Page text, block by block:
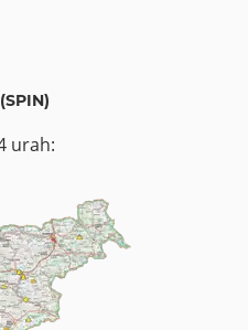
urah: